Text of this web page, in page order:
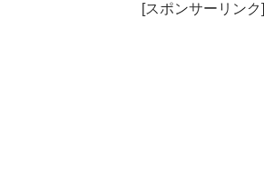
[スポンサーリンク]